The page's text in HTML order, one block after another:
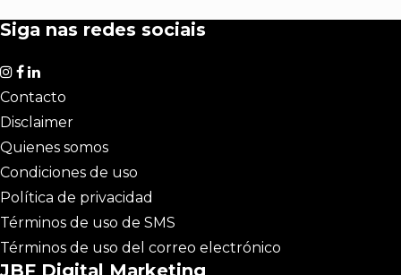
Siga nas redes sociais
Contacto
Disclaimer
Quienes somos
Condiciones de uso
Política de privacidad
Términos de uso de SMS
Términos de uso del correo electrónico
JBF Digital Marketing